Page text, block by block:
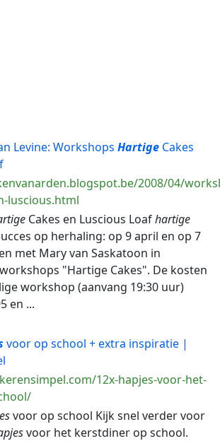
Levine: Workshops Hartige Cakes
2008/04/
luscious.html
Cakes en Luscious Loafhartige
op herhaling: op 9 april en op 7
met Mary van Saskatoon in
"Hartige Cakes". De kosten
workshop (aanvang 19:30 uur)
en ...
voor op school + extra inspiratie |
12x-hapjes-voor-het-
voor op school Kijk snel verder voor
voor het kerstdiner op school.